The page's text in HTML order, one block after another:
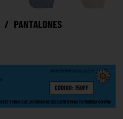
/ PANTALONES